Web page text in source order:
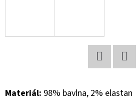
Materiál: 98% bavlna, 2% elastan
HLEDAT